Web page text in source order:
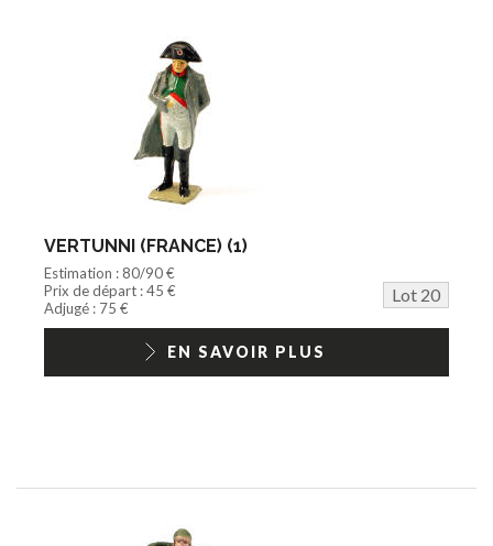
VERTUNNI (FRANCE) (1)
Estimation : 80/90 €
Prix de départ : 45 €
Lot 20
Adjugé : 75 €
EN SAVOIR PLUS